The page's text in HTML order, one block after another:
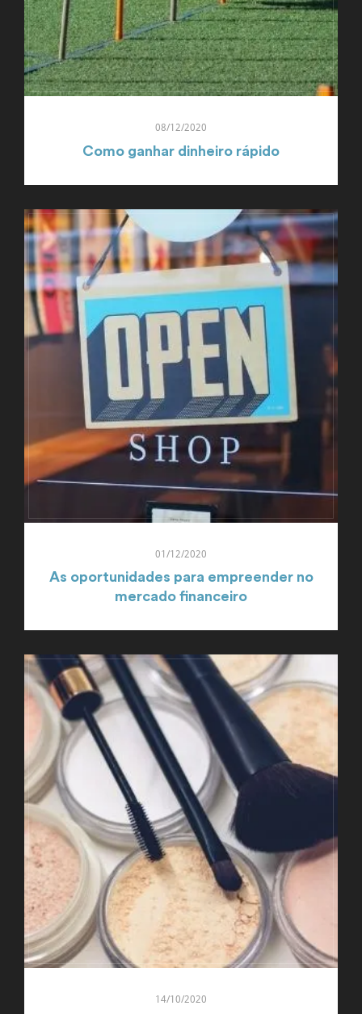
08/12/2020
Como ganhar dinheiro rápido
01/12/2020
As oportunidades para empreender no
mercado financeiro
14/10/2020